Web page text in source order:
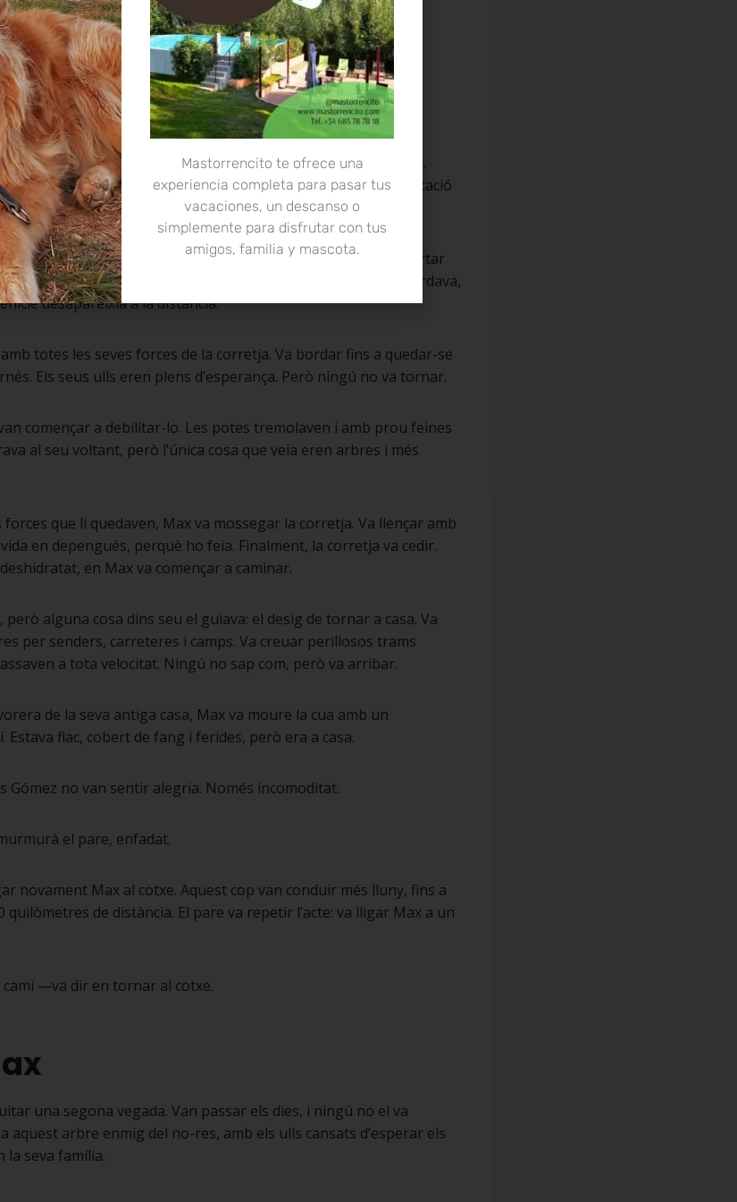
cuida i està destruint el pati —va dir a la seva dona.
ella, incòmoda.
gosset, emocionat per sortir de casa, movia la cua sense parar.
va pensar. Dani, en canvi, ni tan sols va sortir de la seva habitació
camí solitari al mig del bosc. Allà, el pare va estacionar i va portar
corretja al tronc i, sense mirar-lo, va tornar al cotxe. Max bordava,
desapareixia a la distància.
totes les seves forces de la corretja. Va bordar fins a quedar-se
Els seus ulls eren plens d’esperança. Però ningú no va tornar.
començar a debilitar-lo. Les potes tremolaven i amb prou feines
al seu voltant, però l’única cosa que veia eren arbres i més
que li quedaven, Max va mossegar la corretja. Va llençar amb
en depengués, perquè ho feia. Finalment, la corretja va cedir.
en Max va començar a caminar.
alguna cosa dins seu el guiava: el desig de tornar a casa. Va
per senders, carreteres i camps. Va creuar perillosos trams
a tota velocitat. Ningú no sap com, però va arribar.
de la seva antiga casa, Max va moure la cua amb un
flac, cobert de fang i ferides, però era a casa.
Gómez no van sentir alegria. Només incomoditat.
el pare, enfadat.
novament Max al cotxe. Aquest cop van conduir més lluny, fins a
quilòmetres de distància. El pare va repetir l’acte: va lligar Max a un
—va dir en tornar al cotxe.
una segona vegada. Van passar els dies, i ningú no el va
aquest arbre enmig del no-res, amb els ulls cansats d’esperar els
la seva família.
Mastorrencito te ofrece una
experiencia completa para pasar tus
vacaciones, un descanso o
simplemente para disfrutar con tus
amigos, familia y mascota.